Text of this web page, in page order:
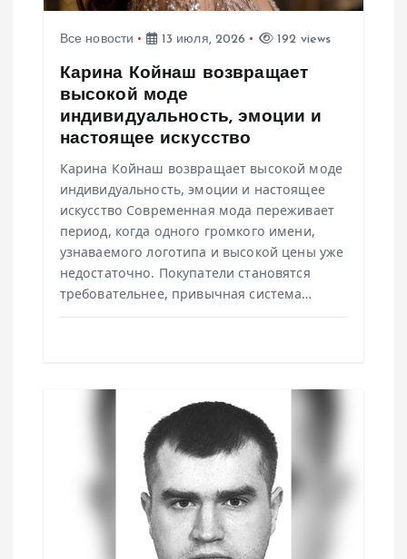
Все новости 13 июля, 2026 192 views
Карина Койнаш возвращает
высокой моде
индивидуальность, эмоции и
настоящее искусство
Карина Койнаш возвращает высокой моде
индивидуальность, эмоции и настоящее
искусство Современная мода переживает
период, когда одного громкого имени,
узнаваемого логотипа и высокой цены уже
недостаточно. Покупатели становятся
требовательнее, привычная система…